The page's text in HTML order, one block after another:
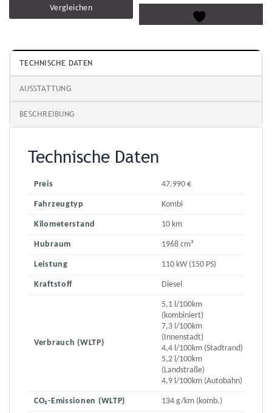
Vergleichen
TECHNISCHE DATEN
AUSSTATTUNG
BESCHREIBUNG
Technische Daten
Preis 47.990 €
Fahrzeugtyp Kombi
Kilometerstand 10 km
Hubraum 1968 cm³
Leistung 110 kW (150 PS)
Kraftstoff Diesel
Verbrauch (WLTP)
5,1 l/100km
(kombiniert)
7,3 l/100km
(Innenstadt)
4,4 l/100km (Stadtrand)
5,2 l/100km
(Landstraße)
4,9 l/100km (Autobahn)
CO₂-Emissionen (WLTP) 134 g/km (komb.)